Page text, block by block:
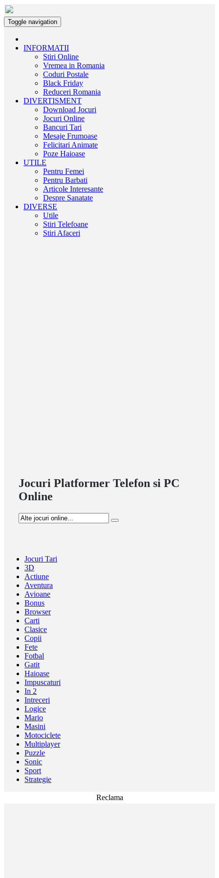
Toggle navigation
INFORMATII
Stiri Online
Vremea in Romania
Coduri Postale
Black Friday
Reduceri Romania
DIVERTISMENT
Download Jocuri
Jocuri Online
Bancuri Tari
Mesaje Frumoase
Felicitari Animate
Poze Haioase
UTILE
Pentru Femei
Pentru Barbati
Articole Interesante
Despre Sanatate
DIVERSE
Utile
Stiri Telefoane
Stiri Afaceri
Jocuri Platformer Telefon si PC
Online
Jocuri Tari
3D
Actiune
Aventura
Avioane
Bonus
Browser
Carti
Clasice
Copii
Fete
Fotbal
Gatit
Haioase
Impuscaturi
In 2
Intreceri
Logice
Mario
Masini
Motociclete
Multiplayer
Puzzle
Sonic
Sport
Strategie
Reclama